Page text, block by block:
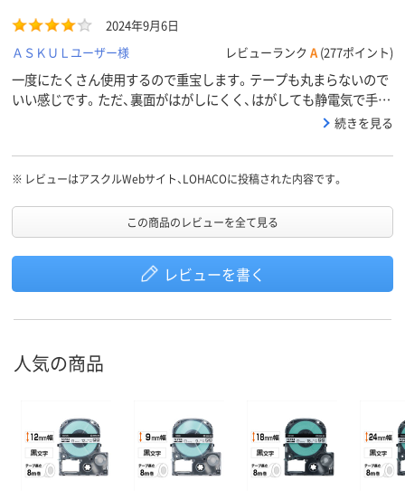
2024年9月6日
ＡＳＫＵＬユーザー様
レビューランク A (277ポイント)
一度にたくさん使用するので重宝します。テープも丸まらないので
いい感じです。ただ、裏面がはがしにくく、はがしても静電気で手に
続きを見る
※ レビューはアスクルWebサイト、LOHACOに投稿された内容です。
この商品のレビューを全て見る
レビューを書く
人気の商品